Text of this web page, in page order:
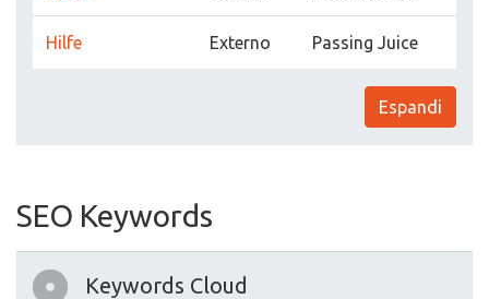
Hilfe Externo Passing Juice
Espandi
SEO Keywords
Keywords Cloud